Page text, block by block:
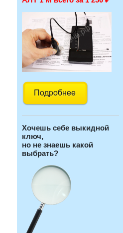
Хочешь себе выкидной
ключ,
но не знаешь какой
выбрать?